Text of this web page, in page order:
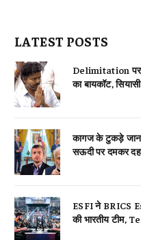
LATEST POSTS
Delimitation
का बायकॉट, सियासी
कागज के टुकड़े जान
सऊदी पर दमकर
ESFI ने BRICS
की भारतीय टीम,